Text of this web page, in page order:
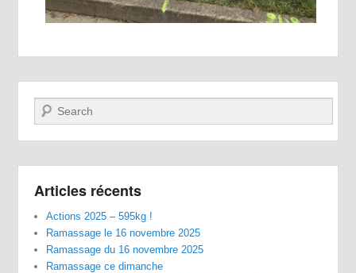
Recherche
Articles récents
Actions 2025 – 595kg !
Ramassage le 16 novembre 2025
Ramassage du 16 novembre 2025
Ramassage ce dimanche